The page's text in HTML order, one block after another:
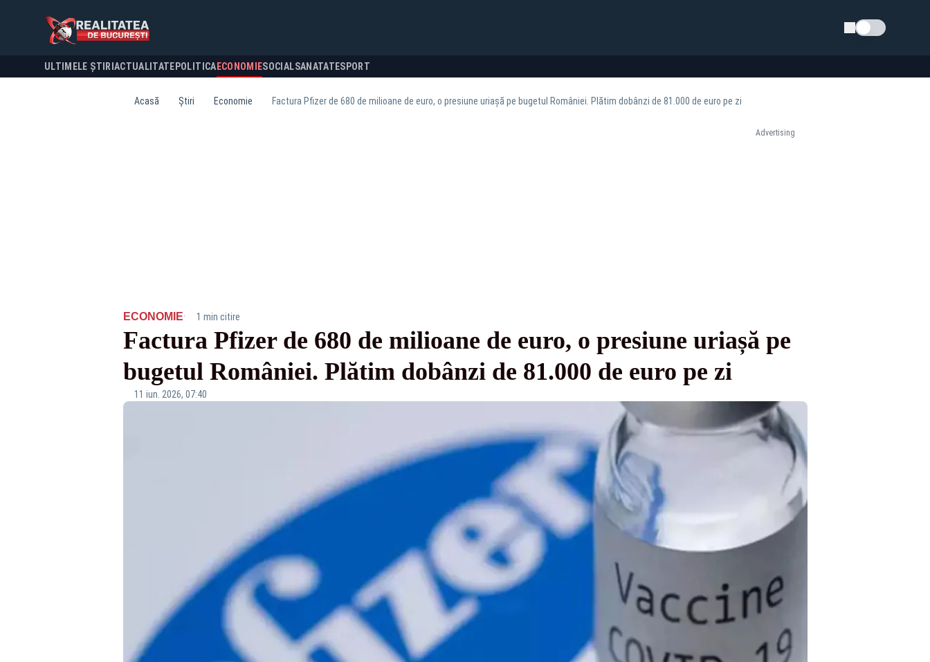
Schimba tema
ULTIMELE ȘTIRI ACTUALITATE POLITICA ECONOMIESOCIALSANATATESPORT
Acasă Știri Economie Factura Pfizer de 680 de milioane de euro, o presiune uriașă pe bugetul României. Plătim dobânzi de 81.000 de euro pe zi
Advertising
ECONOMIE· 1 min citire
Factura Pfizer de 680 de milioane de euro, o presiune uriașă pe
bugetul României. Plătim dobânzi de 81.000 de euro pe zi
11 iun. 2026, 07:40